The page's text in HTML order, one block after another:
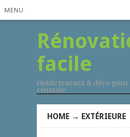
MENU
facile
Guide travaux & déco
réusssie
HOME → EXTÉRIEURE